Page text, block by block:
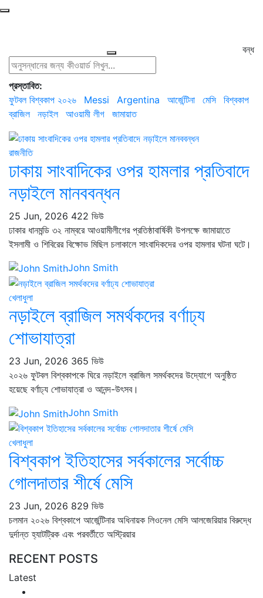
বন্ধ
প্রস্তাবিত:
ফুটবল বিশ্বকাপ ২০২৬
Messi Argentina আর্জেন্টিনা মেসি
বিশ্বকাপ
ব্রাজিল
নড়াইল আওয়ামী লীগ জামায়াত
রাজনীতি
ঢাকায় সাংবাদিকের ওপর হামলার প্রতিবাদে
নড়াইলে মানববন্ধন
25 Jun, 2026 422 ভিউ
ঢাকার ধানমন্ডি ৩২ নাম্বরে আওয়ামীলীগের প্রতিষ্ঠাবার্ষিকী উপলক্ষে জামায়াতে
ইসলামী ও শিবিরের বিক্ষোভ মিছিল চলাকালে সাংবাদিকদের ওপর হামলার ঘটনা ঘটে।
John Smith
খেলাধুলা
নড়াইলে ব্রাজিল সমর্থকদের বর্ণাঢ্য
শোভাযাত্রা
23 Jun, 2026 365 ভিউ
২০২৬ ফুটবল বিশ্বকাপকে ঘিরে নড়াইলে ব্রাজিল সমর্থকদের উদ্যোগে অনুষ্ঠিত
হয়েছে বর্ণাঢ্য শোভাযাত্রা ও আনন্দ-উৎসব।
John Smith
খেলাধুলা
বিশ্বকাপ ইতিহাসের সর্বকালের সর্বোচ্চ
গোলদাতার শীর্ষে মেসি
23 Jun, 2026 829 ভিউ
চলমান ২০২৬ বিশ্বকাপে আর্জেন্টিনার অধিনায়ক লিওনেল মেসি আলজেরিয়ার বিরুদ্ধে
দুর্দান্ত হ্যাটট্রিক এবং পরবর্তীতে অস্ট্রিয়ার
RECENT POSTS
Latest